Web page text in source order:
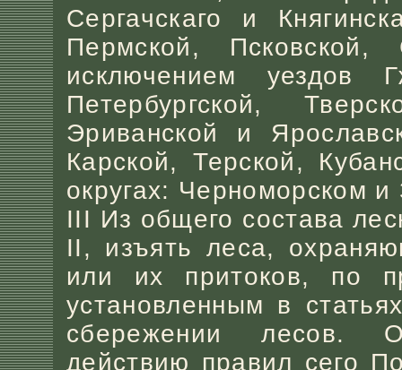
Сергачскаго и
Пермской, Псковской,
исключением уездов
Петербургской,
Эриванской и
Карской, Терской,
округах: Черноморском и
III Из общего состава
II, изъять леса,
или их притоков, по
установленным в
сбережении лесов.
действию правил сего